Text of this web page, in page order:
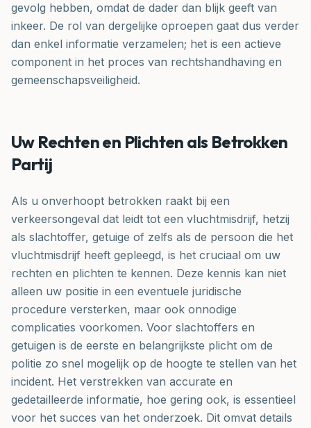
gevolg hebben, omdat de dader dan blijk geeft van
inkeer. De rol van dergelijke oproepen gaat dus verder
dan enkel informatie verzamelen; het is een actieve
component in het proces van rechtshandhaving en
gemeenschapsveiligheid.
Uw Rechten en Plichten als Betrokken
Partij
Als u onverhoopt betrokken raakt bij een
verkeersongeval dat leidt tot een vluchtmisdrijf, hetzij
als slachtoffer, getuige of zelfs als de persoon die het
vluchtmisdrijf heeft gepleegd, is het cruciaal om uw
rechten en plichten te kennen. Deze kennis kan niet
alleen uw positie in een eventuele juridische
procedure versterken, maar ook onnodige
complicaties voorkomen. Voor slachtoffers en
getuigen is de eerste en belangrijkste plicht om de
politie zo snel mogelijk op de hoogte te stellen van het
incident. Het verstrekken van accurate en
gedetailleerde informatie, hoe gering ook, is essentieel
voor het succes van het onderzoek. Dit omvat details